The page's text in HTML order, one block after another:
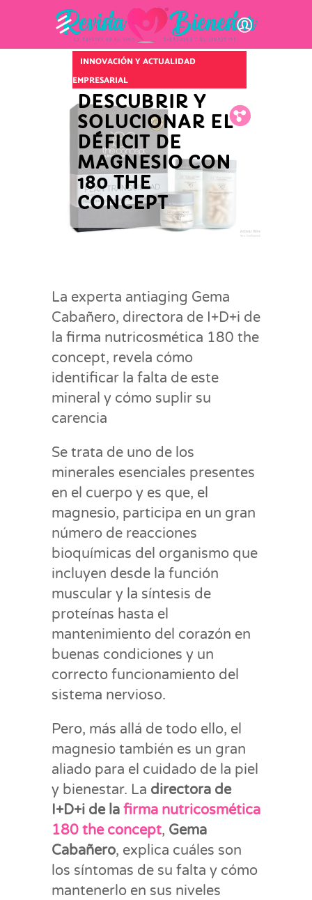
Fb.
Tw.
Pin.
INNOVACIÓN Y ACTUALIDAD
EMPRESARIAL
DESCUBRIR Y
SOLUCIONAR EL
DÉFICIT DE
MAGNESIO CON
180 THE
CONCEPT
La experta antiaging Gema
Cabañero, directora de I+D+i de
la firma nutricosmética 180 the
concept, revela cómo
identificar la falta de este
mineral y cómo suplir su
carencia
Se trata de uno de los
minerales esenciales presentes
en el cuerpo y es que, el
magnesio, participa en un gran
número de reacciones
bioquímicas del organismo que
incluyen desde la función
muscular y la síntesis de
proteínas hasta el
mantenimiento del corazón en
buenas condiciones y un
correcto funcionamiento del
sistema nervioso.
Pero, más allá de todo ello, el
magnesio también es un gran
aliado para el cuidado de la piel
y bienestar. La directora de
I+D+i de la firma nutricosmética
180 the concept, Gema
Cabañero, explica cuáles son
los síntomas de su falta y cómo
mantenerlo en sus niveles